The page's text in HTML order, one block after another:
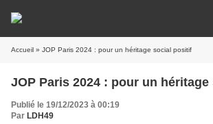
Accueil » JOP Paris 2024 : pour un héritage social positif
JOP Paris 2024 : pour un
Publié le 19/12/2023 à 00:19
Par LDH49